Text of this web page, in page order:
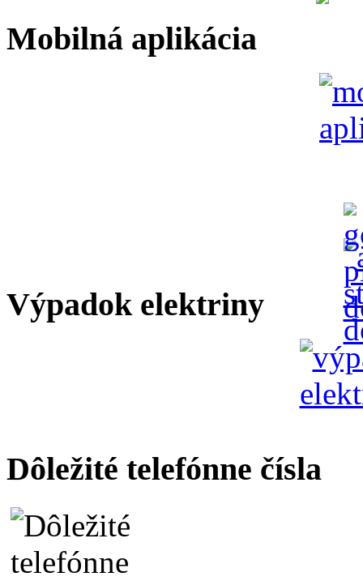
Mobilná aplikácia
Výpadok elektriny
Dôležité telefónne čísla